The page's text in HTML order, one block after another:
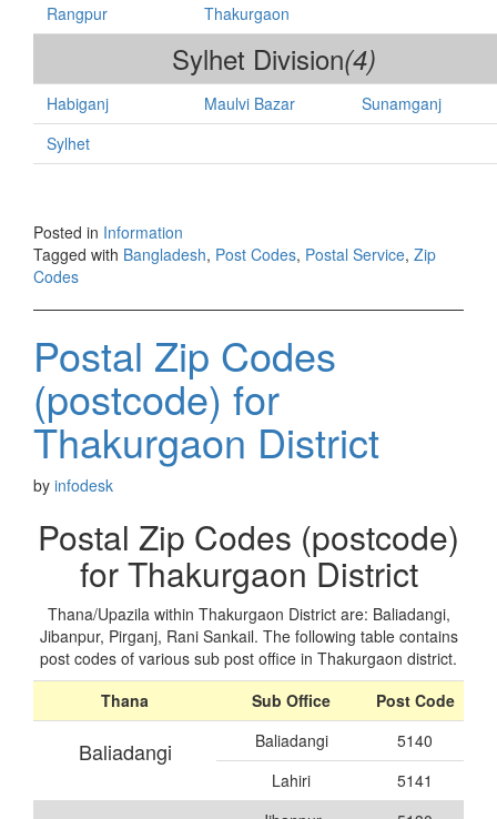
Rangpur
Thakurgaon
Sylhet Division(4)
Habiganj Maulvi Bazar
Sunamganj
Sylhet
Posted in Information
Tagged with Bangladesh, Post Codes, Postal Service, Zip
Codes
Postal Zip Codes
(postcode) for
Thakurgaon District
by infodesk
Postal Zip Codes (postcode)
for Thakurgaon District
Thana/Upazila within Thakurgaon District are: Baliadangi,
Jibanpur, Pirganj, Rani Sankail. The following table contains
post codes of various sub post office in Thakurgaon district.
Thana
Sub Office Post Code
Baliadangi Baliadangi
5140
Lahiri
5141